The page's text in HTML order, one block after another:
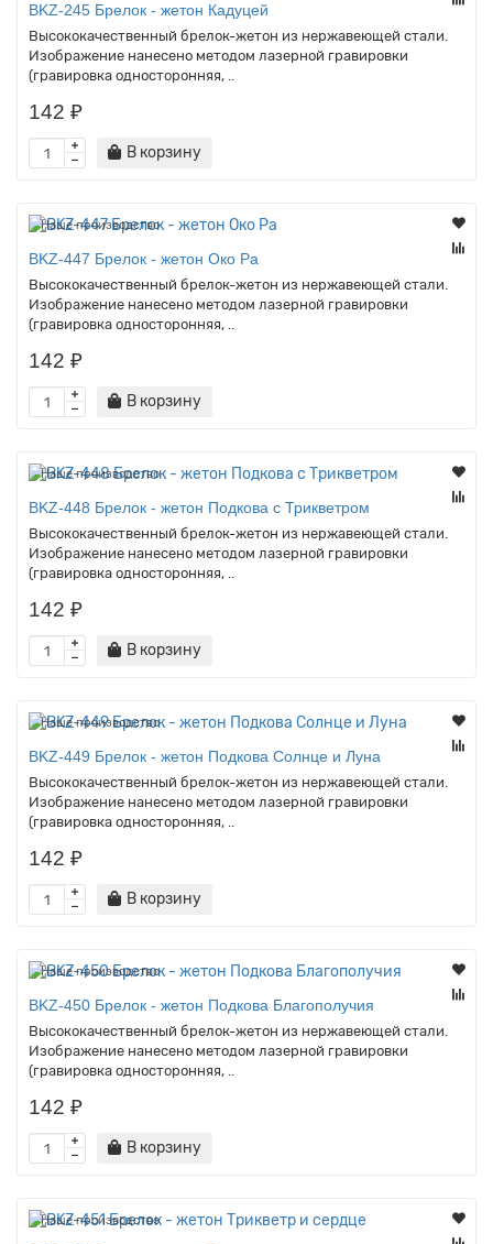
BKZ-245 Брелок - жетон Кадуцей
Высококачественный брелок-жетон из нержавеющей стали.
Изображение нанесено методом лазерной гравировки
(гравировка односторонняя, ..
142 ₽
В корзину
Наше производство
BKZ-447 Брелок - жетон Око Ра
Высококачественный брелок-жетон из нержавеющей стали.
Изображение нанесено методом лазерной гравировки
(гравировка односторонняя, ..
142 ₽
В корзину
Наше производство
BKZ-448 Брелок - жетон Подкова с Трикветром
Высококачественный брелок-жетон из нержавеющей стали.
Изображение нанесено методом лазерной гравировки
(гравировка односторонняя, ..
142 ₽
В корзину
Наше производство
BKZ-449 Брелок - жетон Подкова Солнце и Луна
Высококачественный брелок-жетон из нержавеющей стали.
Изображение нанесено методом лазерной гравировки
(гравировка односторонняя, ..
142 ₽
В корзину
Наше производство
BKZ-450 Брелок - жетон Подкова Благополучия
Высококачественный брелок-жетон из нержавеющей стали.
Изображение нанесено методом лазерной гравировки
(гравировка односторонняя, ..
142 ₽
В корзину
Наше производство